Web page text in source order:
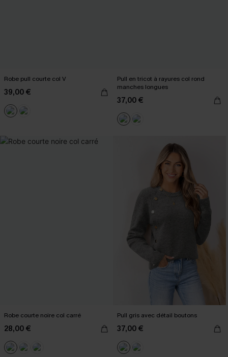
Robe pull courte col V
39,00 €
Pull en tricot à rayures col rond
manches longues
37,00 €
Robe courte noire col carré
28,00 €
Pull gris avec détail boutons
37,00 €